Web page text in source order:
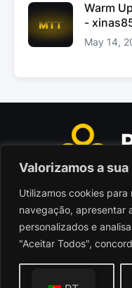
Valorizamos a
Utilizamos cookies
navegação, apresentar
personalizados e
"Aceitar Todos",
Warm
-
May 14,
Polarize
Sociedade
©
Termos